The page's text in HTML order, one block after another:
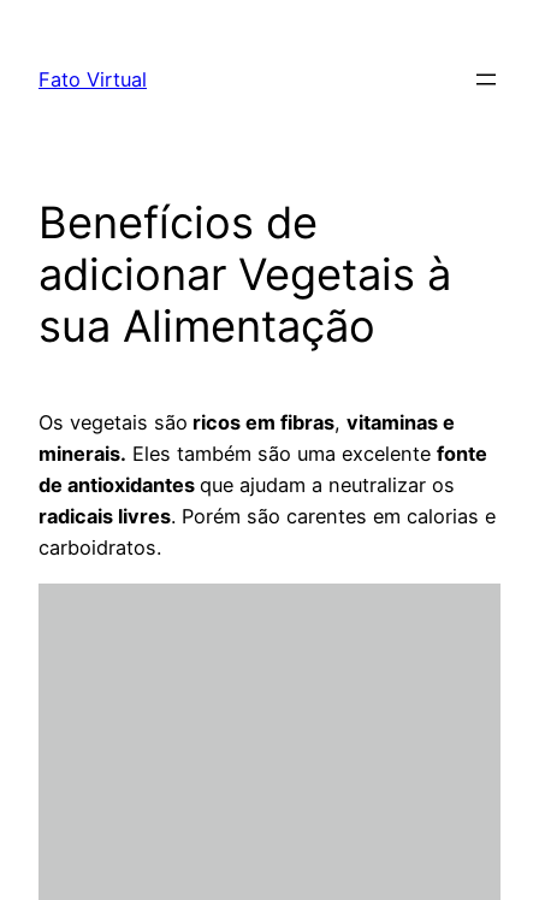
content
Fato Virtual
Benefícios de
adicionar Vegetais à
sua Alimentação
Os vegetais são ricos em fibras, vitaminas e
minerais. Eles também são uma excelente fonte
de antioxidantes que ajudam a neutralizar os
radicais livres. Porém são carentes em calorias e
carboidratos.